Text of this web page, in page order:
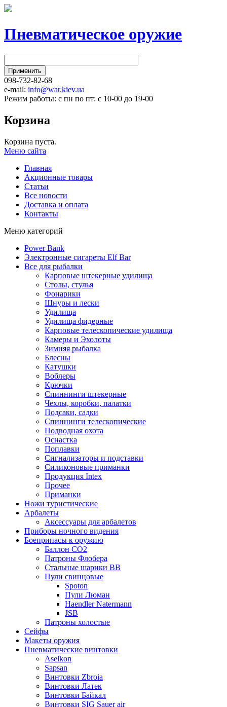
Пневматическое оружие
098-732-82-68
e-mail: info@war.kiev.ua
Режим работы: с пн по пт: с 10-00 до 19-00
Корзина
Корзина пуста.
Меню сайта
Главная
Акционные товары
Статьи
Все новости
Доставка и оплата
Контакты
Меню категорий
Power Bank
Электронные сигареты Elf Bar
Все для рыбалки
Карповые штекерные удилища
Столы, стулья
Фонарики
Шнуры и лески
Удилища
Удилища фидерные
Карповые телескопические удилища
Камеры и Эхолоты
Зимняя рыбалка
Блесны
Катушки
Воблеры
Крючки
Спиннинги штекерные
Чехлы, коробки, палатки
Подсаки, садки
Спиннинги телескопические
Подводная охота
Оснастка
Поплавки
Сигнализаторы и подставки
Силиконовые приманки
Продукция Intex
Прочее
Приманки
Ножи туристические
Арбалеты
Аксессуары для арбалетов
Приборы ночного видения
Боеприпасы к оружию
Баллон CO2
Патроны Флобера
Стальные шарики ВВ
Пули свинцовые
Spoton
Пули Люман
Haendler Natermann
JSB
Патроны холостые
Сейфы
Макеты оружия
Пневматические винтовки
Aselkon
Sapsan
Винтовки Zbroia
Винтовки Латек
Винтовки Байкал
Винтовки SIG Sauer air